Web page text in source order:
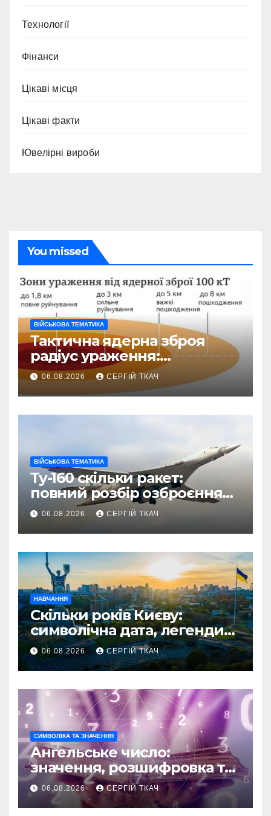
Технології
Фінанси
Цікаві місця
Цікаві факти
Ювелірні вироби
You missed
ВІЙСЬКОВА ТЕМАТИКА
Тактична ядерна зброя
радіус ураження:
детальний розбір зон
знищення
06.08.2026 СЕРГІЙ ТКАЧ
ВІЙСЬКОВА ТЕМАТИКА
Ту-160 скільки ракет:
повний розбір озброєння
стратегічного
бомбардувальника
06.08.2026 СЕРГІЙ ТКАЧ
НАВЧАННЯ
Скільки років Києву:
символічна дата, легенди
та те, що кажуть історики
06.08.2026 СЕРГІЙ ТКАЧ
СИМВОЛІКА ТА ЗНАЧЕННЯ
Ангельське число:
значення, розшифровка та
послання
06.08.2026 СЕРГІЙ ТКАЧ